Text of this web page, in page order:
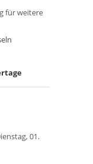
für weitere
01.